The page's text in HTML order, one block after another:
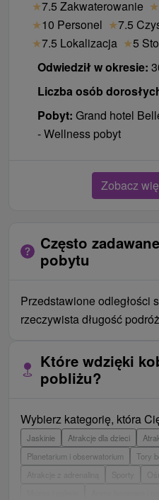
★7.5 Zakwaterowanie ★
★10 Personel ★7.5
★7.5 Lokalizacja ★5
Odwiedził w okresie:
Liczba osób
Pobyt: Grand hotel
- Wellness pobyt
Zobacz
Często
pobytu
Przedstawione odległości
rzeczywista długość
Które wdzięki
pobliżu?
Wybierz kategorię, która
Jaskinie Atrakcje dla dzieci
Planetarium i obserwatorium
Tory
Atrakcje z adrenaliną